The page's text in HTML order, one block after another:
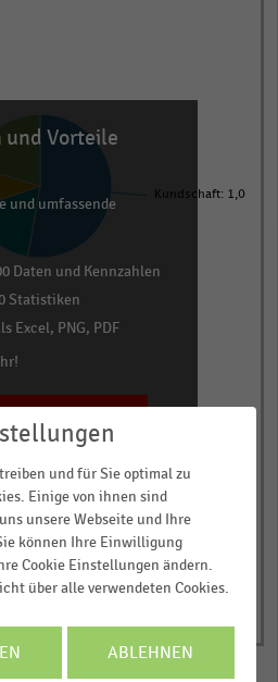
Kundschaft: 1,0
Vorteile
und umfassende
Daten und Kennzahlen
Statistiken
Excel, PNG, PDF
und für Sie optimal zu
Einige von ihnen sind
unsere Webseite und Ihre
können Ihre Einwilligung
Cookie Einstellungen ändern.
über alle verwendeten Cookies.
ABLEHNEN